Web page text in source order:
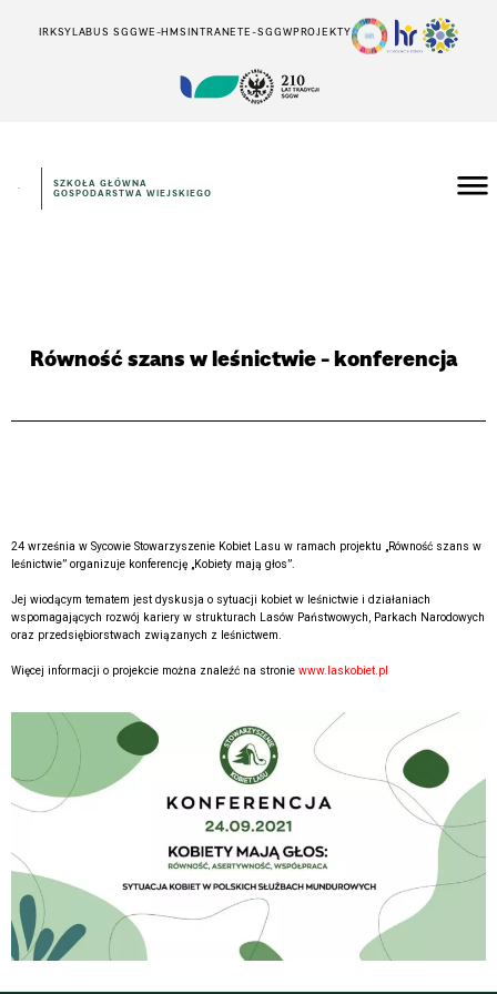
IRKSYLABUS SGGWE-HMSINTRANETE-SGGWPROJEKTY
SZKOŁA GŁÓWNA
GOSPODARSTWA WIEJSKIEGO
Równość szans w leśnictwie - konferencja
24 września w Sycowie Stowarzyszenie Kobiet Lasu w ramach projektu „Równość szans w
leśnictwie” organizuje konferencję „Kobiety mają głos”.
Jej wiodącym tematem jest dyskusja o sytuacji kobiet w leśnictwie i działaniach
wspomagających rozwój kariery w strukturach Lasów Państwowych, Parkach Narodowych
oraz przedsiębiorstwach związanych z leśnictwem.
Więcej informacji o projekcie można znaleźć na stronie www.laskobiet.pl